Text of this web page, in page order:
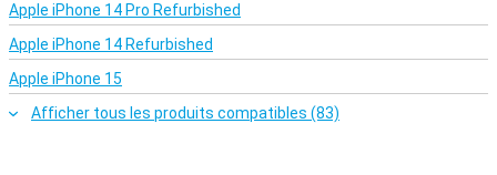
Apple iPhone 14 Pro Refurbished
Apple iPhone 14 Refurbished
Apple iPhone 15
Afficher tous les produits compatibles (83)